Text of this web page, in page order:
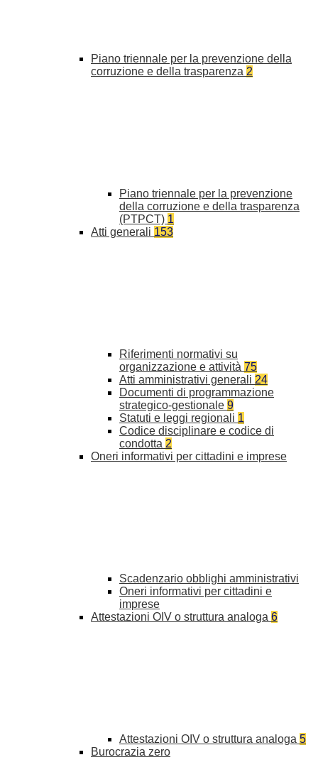
Piano triennale per la prevenzione della
corruzione e della trasparenza 2
Piano triennale per la prevenzione
della corruzione e della trasparenza
(PTPCT) 1
Atti generali 153
Riferimenti normativi su
organizzazione e attività 75
Atti amministrativi generali 24
Documenti di programmazione
strategico-gestionale 9
Statuti e leggi regionali 1
Codice disciplinare e codice di
condotta 2
Oneri informativi per cittadini e imprese
Scadenzario obblighi amministrativi
Oneri informativi per cittadini e
imprese
Attestazioni OIV o struttura analoga 6
Attestazioni OIV o struttura analoga 5
Burocrazia zero